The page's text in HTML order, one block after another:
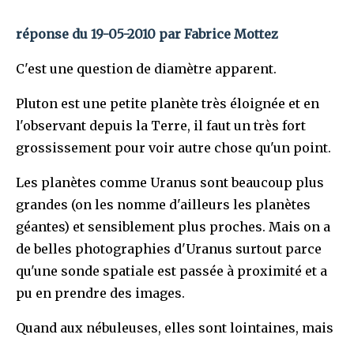
réponse du 19-05-2010 par Fabrice Mottez
C'est une question de diamètre apparent.
Pluton est une petite planète très éloignée et en
l'observant depuis la Terre, il faut un très fort
grossissement pour voir autre chose qu'un point.
Les planètes comme Uranus sont beaucoup plus
grandes (on les nomme d'ailleurs les planètes
géantes) et sensiblement plus proches. Mais on a
de belles photographies d'Uranus surtout parce
qu'une sonde spatiale est passée à proximité et a
pu en prendre des images.
Quand aux nébuleuses, elles sont lointaines, mais